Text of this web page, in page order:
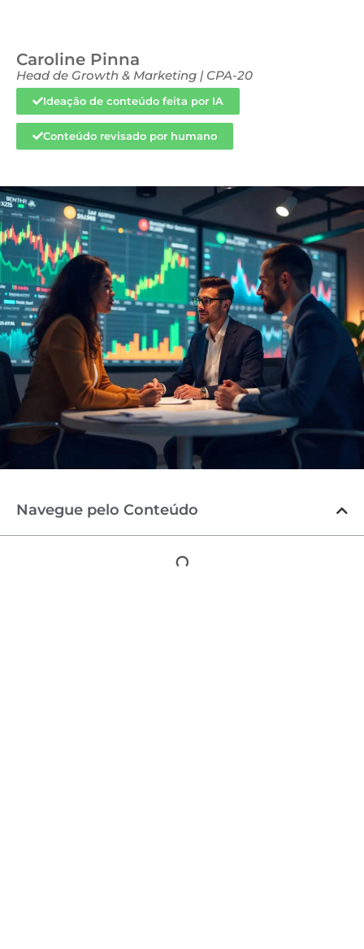
Caroline Pinna
Head de Growth & Marketing | CPA-20
Ideação de conteúdo feita por IA
Conteúdo revisado por humano
Navegue pelo Conteúdo